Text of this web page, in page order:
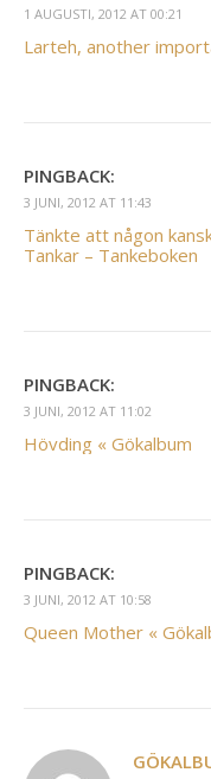
1 AUGUSTI, 2012 AT 00:21
Larteh, another
PINGBACK:
3 JUNI, 2012 AT 11:43
Tänkte att någon
Tankar – Tankeboken
PINGBACK:
3 JUNI, 2012 AT 11:02
Hövding « Gökalbum
PINGBACK:
3 JUNI, 2012 AT 10:58
Queen Mother «